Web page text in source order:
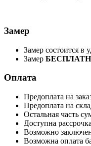
Замер
Замер состоится в
Замер
Оплата
Предоплата на
Предоплата на
Остальная часть
Доступна
Возможно
Возможна оплата